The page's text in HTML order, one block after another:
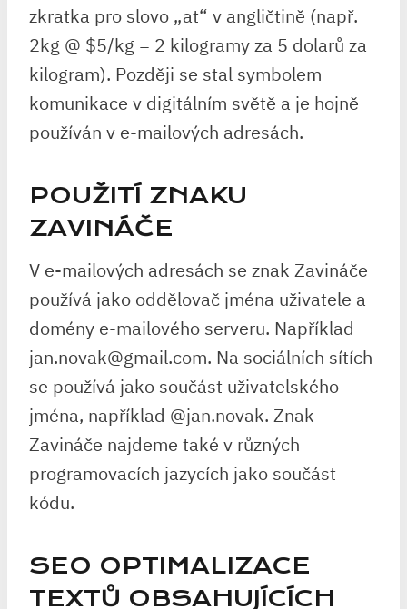
zkratka pro slovo „at“ v angličtině (např.
2kg @ $5/kg = 2 kilogramy za 5 dolarů za
kilogram). Později se stal symbolem
komunikace v digitálním světě a je hojně
používán v e-mailových adresách.
POUŽITÍ ZNAKU
ZAVINÁČE
V e-mailových adresách se znak Zavináče
používá jako oddělovač jména uživatele a
domény e-mailového serveru. Například
jan.novak@gmail.com. Na sociálních sítích
se používá jako součást uživatelského
jména, například @jan.novak. Znak
Zavináče najdeme také v různých
programovacích jazycích jako součást
kódu.
SEO OPTIMALIZACE
TEXTŮ OBSAHUJÍCÍCH